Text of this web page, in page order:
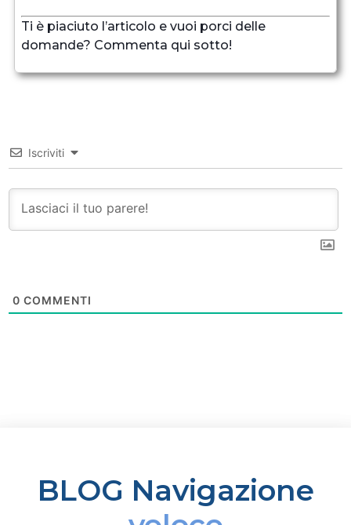
Ti è piaciuto l’articolo e vuoi porci delle
domande? Commenta qui sotto!
Iscriviti
0 COMMENTI
BLOG Navigazione